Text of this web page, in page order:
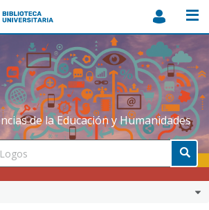
Biblioteca
de la Educación y Humanidades